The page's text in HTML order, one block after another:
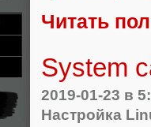
Читать
System
2019-01-23 в
Настройка